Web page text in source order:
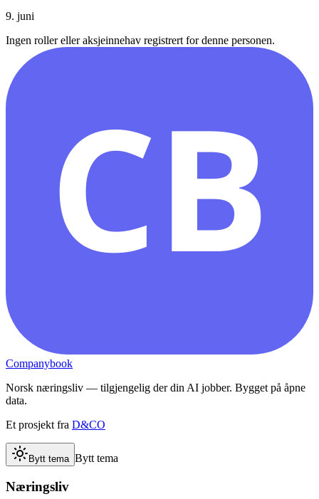
9. juni
Ingen roller eller aksjeinnehav registrert for denne personen.
CB
Companybook
Norsk næringsliv — tilgjengelig der din AI jobber. Bygget på åpne
data.
Et prosjekt fra D&CO
Bytt tema Bytt tema
Næringsliv